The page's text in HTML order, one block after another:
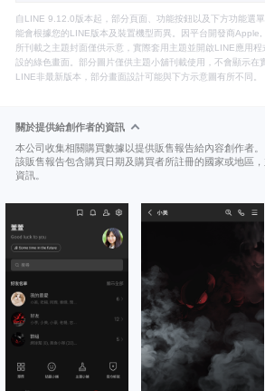
自LINE 9.12.0版本起，部分頁面、功能按鈕以及下方功能選
能會根據您的LINE版本及裝置機型而異。因平台開發商
所刊載之主題封面僅供示意，實際套用主題並開啟LINE應用
設的綠色畫面。部分圖片僅供主題小舖刊載使用，不會顯示在
LINE非最新版本，部分畫面設計可能與下方示意圖有所不同。
關於提供給創作者的資訊
本公司收集相關購買數據以提供販售報告給內容創作者。
該販售報告包含購買日期及購買者所註冊的國家或地區
資訊。